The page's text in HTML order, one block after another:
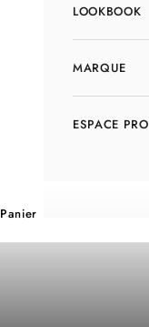
LOOKBOOK
MARQUE
ESPACE PRO
Panier